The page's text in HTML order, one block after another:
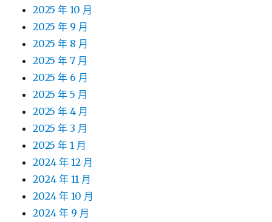
2025 年 10 月
2025 年 9 月
2025 年 8 月
2025 年 7 月
2025 年 6 月
2025 年 5 月
2025 年 4 月
2025 年 3 月
2025 年 1 月
2024 年 12 月
2024 年 11 月
2024 年 10 月
2024 年 9 月